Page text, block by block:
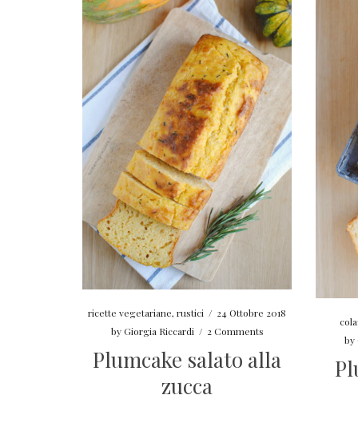
ricette vegetariane,rustici / 24 Ottobre 2018
byGiorgia Riccardi / 2 Comments
Plumcake salato alla
zucca
by